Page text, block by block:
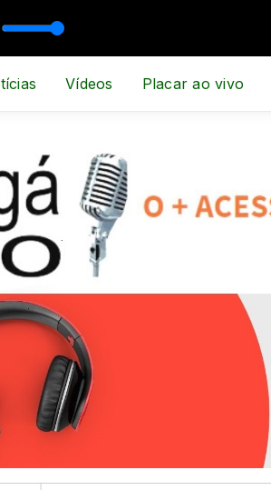
E NOTÍCIA
Vídeos Placar ao vivo